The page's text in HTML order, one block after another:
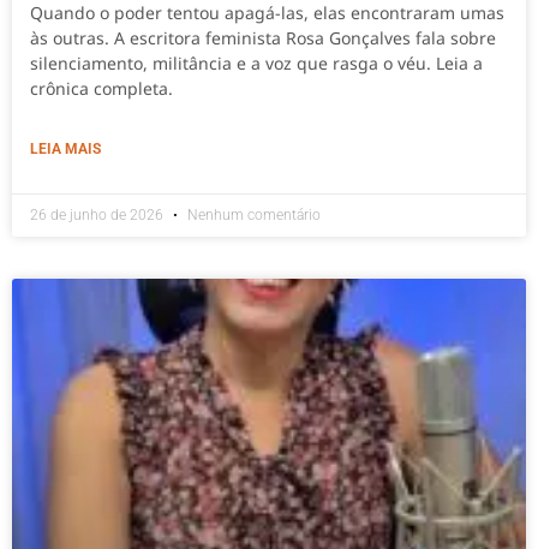
Quando o poder tentou apagá-las, elas encontraram umas
às outras. A escritora feminista Rosa Gonçalves fala sobre
silenciamento, militância e a voz que rasga o véu. Leia a
crônica completa.
LEIA MAIS
26 de junho de 2026 Nenhum comentário